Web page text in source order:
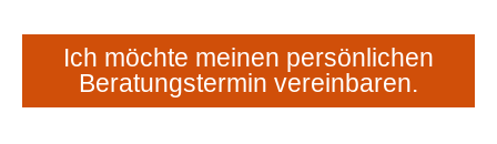
Ich möchte meinen persönlichen
Beratungstermin vereinbaren.